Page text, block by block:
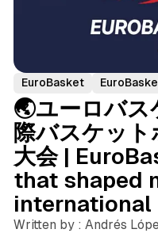
EuroBasket
🌏ユーロバス
際バスケッ
大会 |
that shaped
Written by : Andrés